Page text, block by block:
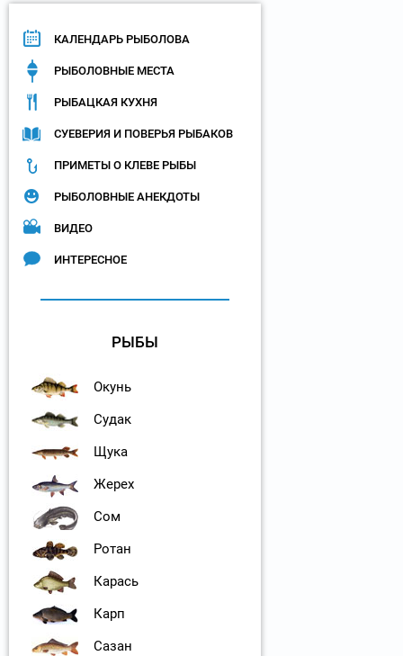
КАЛЕНДАРЬ РЫБОЛОВА
РЫБОЛОВНЫЕ МЕСТА
РЫБАЦКАЯ КУХНЯ
СУЕВЕРИЯ И ПОВЕРЬЯ РЫБАКОВ
ПРИМЕТЫ О КЛЕВЕ РЫБЫ
РЫБОЛОВНЫЕ АНЕКДОТЫ
ВИДЕО
ИНТЕРЕСНОЕ
РЫБЫ
Окунь
Судак
Щука
Жерех
Сом
Ротан
Карась
Карп
Сазан